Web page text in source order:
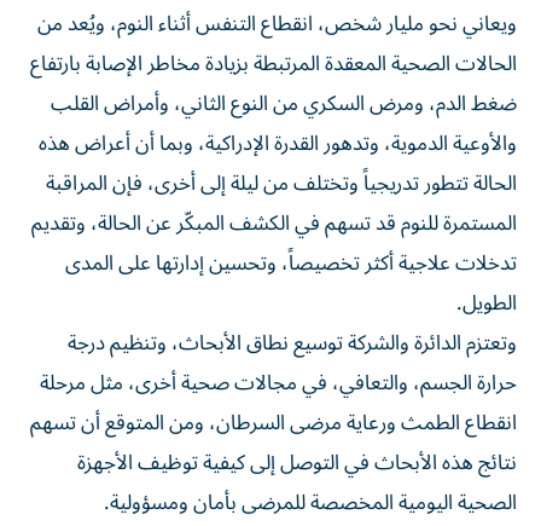
ويعاني نحو مليار شخص، انقطاع التنفس أثناء النوم، ويُعد من
الحالات الصحية المعقدة المرتبطة بزيادة مخاطر الإصابة بارتفاع
ضغط الدم، ومرض السكري من النوع الثاني، وأمراض القلب
والأوعية الدموية، وتدهور القدرة الإدراكية، وبما أن أعراض هذه
الحالة تتطور تدريجياً وتختلف من ليلة إلى أخرى، فإن المراقبة
المستمرة للنوم قد تسهم في الكشف المبكّر عن الحالة، وتقديم
تدخلات علاجية أكثر تخصيصاً، وتحسين إدارتها على المدى
الطويل.
وتعتزم الدائرة والشركة توسيع نطاق الأبحاث، وتنظيم درجة
حرارة الجسم، والتعافي، في مجالات صحية أخرى، مثل مرحلة
انقطاع الطمث ورعاية مرضى السرطان، ومن المتوقع أن تسهم
نتائج هذه الأبحاث في التوصل إلى كيفية توظيف الأجهزة
الصحية اليومية المخصصة للمرضى بأمان ومسؤولية.